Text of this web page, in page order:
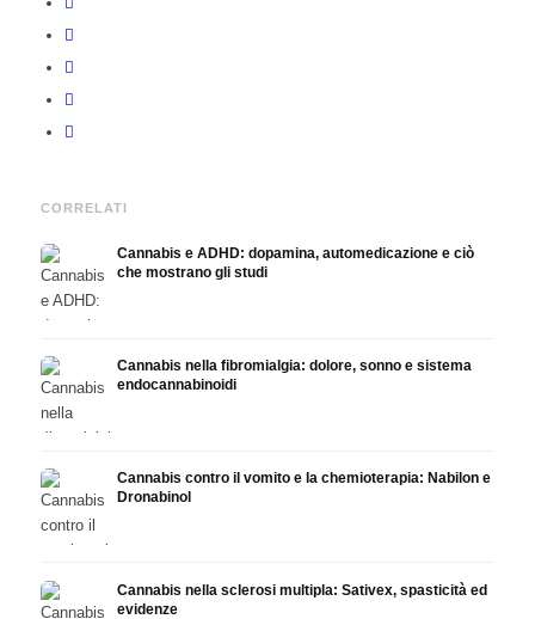
CORRELATI
Cannabis e ADHD: dopamina, automedicazione e ciò
che mostrano gli studi
Cannabis nella fibromialgia: dolore, sonno e sistema
endocannabinoidi
Cannabis contro il vomito e la chemioterapia: Nabilon e
Dronabinol
Cannabis nella sclerosi multipla: Sativex, spasticità ed
evidenze